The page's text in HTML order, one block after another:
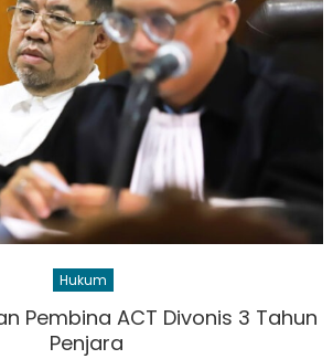
Hukum
Pembina ACT Divonis 3 Tahun
Penjara